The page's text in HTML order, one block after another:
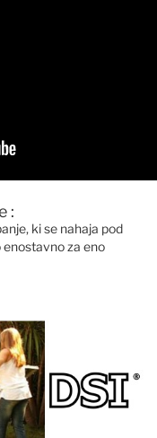
:
ki se nahaja pod
enostavno za eno